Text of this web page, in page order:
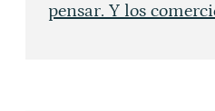
pensar. Y los